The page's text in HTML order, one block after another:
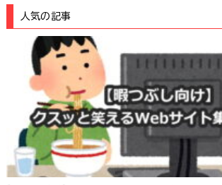
人気の記事